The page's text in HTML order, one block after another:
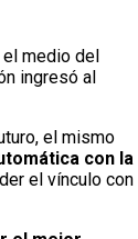
medio del
ingresó al
el mismo
con la
el vínculo con